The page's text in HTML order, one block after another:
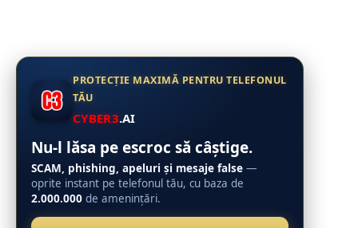
PROTECȚIE MAXIMĂ PENTRU TELEFONUL
TĂU
CYBER3.AI
Nu-l lăsa pe escroc să câștige.
SCAM, phishing, apeluri și mesaje false —
oprite instant pe telefonul tău, cu baza de
2.000.000 de amenințări.